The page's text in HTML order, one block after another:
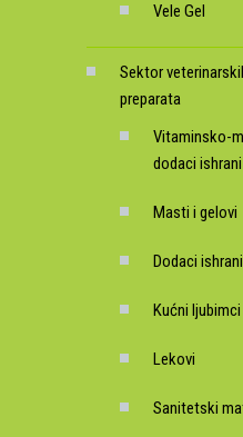
Vele Gel
Sektor
preparata
Vitaminsko-
dodaci ishrani
Masti i gelovi
Dodaci ishrani
Kućni ljubimci
Lekovi
Sanitetski